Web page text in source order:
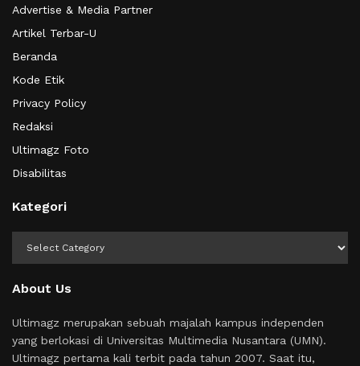
Advertise & Media Partner
Artikel Terbar-U
Beranda
Kode Etik
Privacy Policy
Redaksi
Ultimagz Foto
Disabilitas
Kategori
About Us
Ultimagz merupakan sebuah majalah kampus independen
yang berlokasi di Universitas Multimedia Nusantara (UMN).
Ultimagz pertama kali terbit pada tahun 2007. Saat itu,